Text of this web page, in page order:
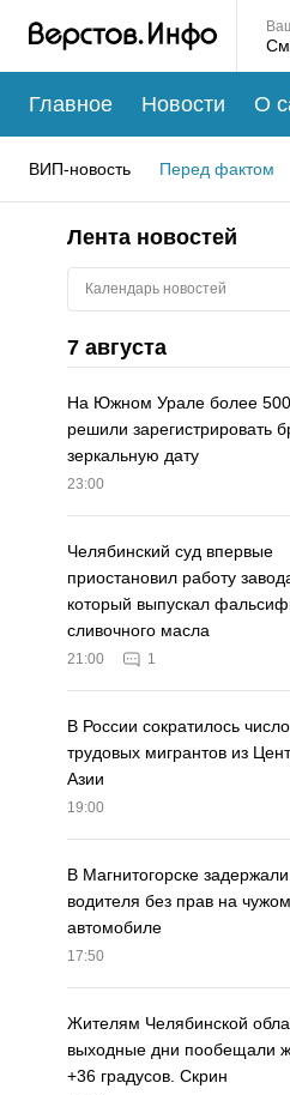
Главное Новости О
ВИП-новость Перед фактом
Лента новостей
Календарь новостей
7 августа
На Южном Урале более
решили зарегистрировать
зеркальную дату
23:00
Челябинский суд впервые
приостановил работу
который выпускал
сливочного масла
21:00 1
В России сократилось число
трудовых мигрантов из
Азии
19:00
В Магнитогорске
водителя без прав на чужом
автомобиле
17:50
Жителям Челябинской
выходные дни пообещали
+36 градусов. Скрин